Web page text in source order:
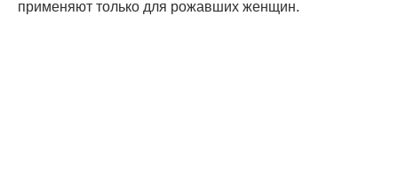
применяют только для рожавших женщин.